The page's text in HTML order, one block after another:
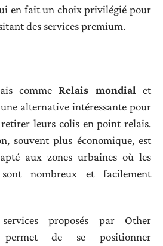
en fait un choix privilégié pour
des services premium.
commeRelais mondial et
alternative intéressante pour
leurs colis en point relais.
souvent plus économique, est
aux zones urbaines où les
nombreux et facilement
proposés par Other
de se positionner